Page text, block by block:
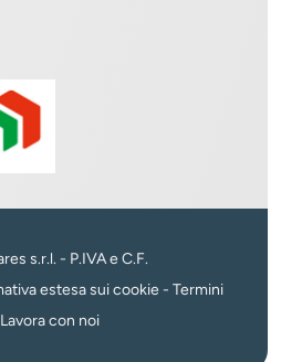
s.r.l. - P.IVA e C.F.
estesa sui cookie - Termini
Lavora con noi